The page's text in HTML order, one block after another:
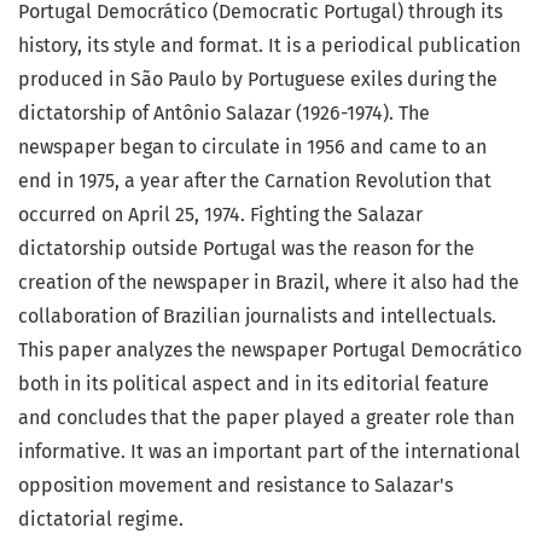
Portugal Democrático (Democratic Portugal) through its
history, its style and format. It is a periodical publication
produced in São Paulo by Portuguese exiles during the
dictatorship of Antônio Salazar (1926-1974). The
newspaper began to circulate in 1956 and came to an
end in 1975, a year after the Carnation Revolution that
occurred on April 25, 1974. Fighting the Salazar
dictatorship outside Portugal was the reason for the
creation of the newspaper in Brazil, where it also had the
collaboration of Brazilian journalists and intellectuals.
This paper analyzes the newspaper Portugal Democrático
both in its political aspect and in its editorial feature
and concludes that the paper played a greater role than
informative. It was an important part of the international
opposition movement and resistance to Salazar's
dictatorial regime.